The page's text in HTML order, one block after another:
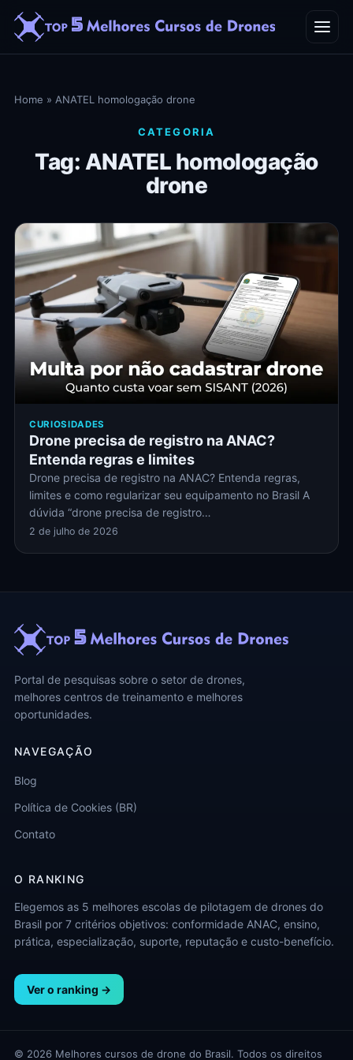
Contato
Home » ANATEL homologação drone
CATEGORIA
Tag: ANATEL homologação
drone
CURIOSIDADES
Drone precisa de registro na ANAC?
Entenda regras e limites
Drone precisa de registro na ANAC? Entenda regras,
limites e como regularizar seu equipamento no Brasil A
dúvida “drone precisa de registro…
2 de julho de 2026
Portal de pesquisas sobre o setor de drones,
melhores centros de treinamento e melhores
oportunidades.
NAVEGAÇÃO
Blog
Política de Cookies (BR)
Contato
O RANKING
Elegemos as 5 melhores escolas de pilotagem de drones do
Brasil por 7 critérios objetivos: conformidade ANAC, ensino,
prática, especialização, suporte, reputação e custo-benefício.
Ver o ranking →
© 2026 Melhores cursos de drone do Brasil. Todos os direitos